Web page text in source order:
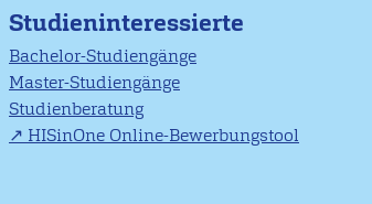
Studieninteressierte
Bachelor-Studiengänge
Master-Studiengänge
Studienberatung
HISinOne Online-Bewerbungstool